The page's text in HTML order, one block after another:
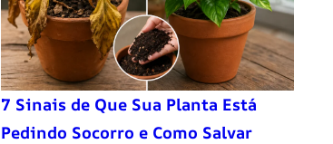
7 Sinais de Que Sua Planta Está
Pedindo Socorro e Como Salvar